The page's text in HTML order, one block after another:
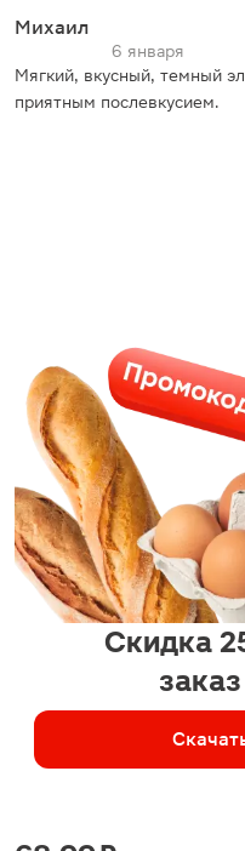
Михаил
6 января
Мягкий, вкусный, темный
приятным послевкусием.
Скидка